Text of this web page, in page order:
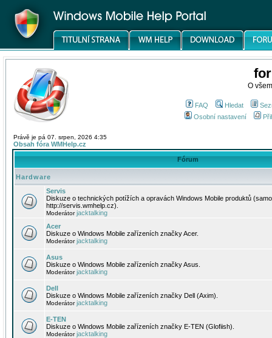
O
FAQ Hledat
Osobní nastavení
Právě je pá 07. srpen, 2026 4:35
Obsah fóra WMHelp.cz
Fórum
Hardware
Servis
Diskuze o technických potížích a opravách Windows Mobile produktů
http://servis.wmhelp.cz).
Moderátorjacktalking
Acer
Diskuze o Windows Mobile zařízeních značky Acer.
Moderátorjacktalking
Asus
Diskuze o Windows Mobile zařízeních značky Asus.
Moderátorjacktalking
Dell
Diskuze o Windows Mobile zařízeních značky Dell (Axim).
Moderátorjacktalking
E-TEN
Diskuze o Windows Mobile zařízeních značky E-TEN (Glofiish).
Moderátorjacktalking